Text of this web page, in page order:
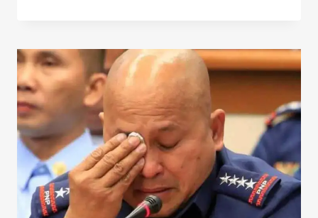
KIBARKAN
BENDERA
PALESTINA,
PM
SPANYOL
ANGKAT
SUARA